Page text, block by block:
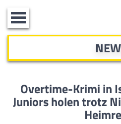
Toggle
navigation
Overtime-Krimi in
Juniorsholen trotz